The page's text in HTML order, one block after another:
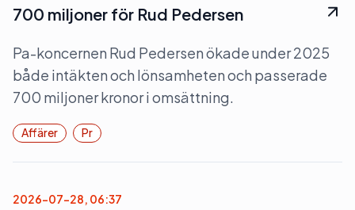
700 miljoner för Rud Pedersen
Pa-koncernen Rud Pedersen ökade under 2025
både intäkten och lönsamheten och passerade
700 miljoner kronor i omsättning.
Affärer Pr
2026-07-28, 06:37